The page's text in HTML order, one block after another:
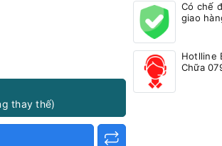
thay thế)
Có chế
giao
Hotlline
Chữa